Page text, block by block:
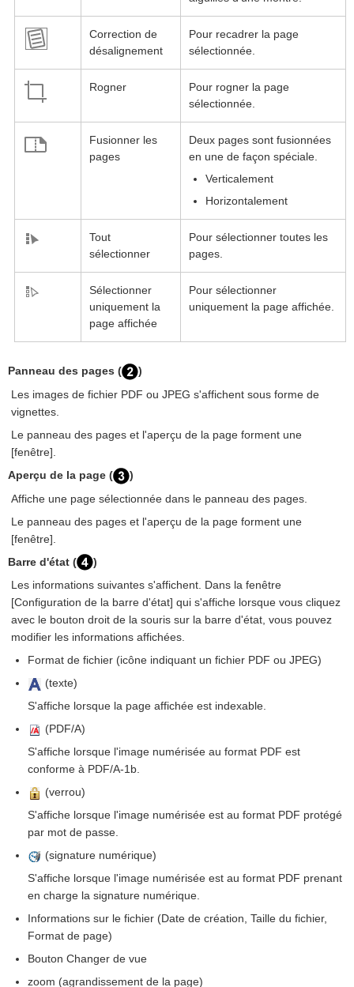
Correction de
désalignement
Pour recadrer la page
sélectionnée.
Rogner
Pour rogner la page
sélectionnée.
Fusionner les
pages
Deux pages sont fusionnées
en une de façon spéciale.
Verticalement
Horizontalement
Tout
sélectionner
Pour sélectionner toutes les
pages.
Sélectionner
uniquement la
page affichée
Pour sélectionner
uniquement la page affichée.
Panneau des pages (
)
Les images de fichier PDF ou JPEG s'affichent sous forme de
vignettes.
Le panneau des pages et l'aperçu de la page forment une
[fenêtre].
Aperçu de la page (
)
Affiche une page sélectionnée dans le panneau des pages.
Le panneau des pages et l'aperçu de la page forment une
[fenêtre].
Barre d'état (
)
Les informations suivantes s'affichent. Dans la fenêtre
[Configuration de la barre d'état] qui s'affiche lorsque vous cliquez
avec le bouton droit de la souris sur la barre d'état, vous pouvez
modifier les informations affichées.
Format de fichier (icône indiquant un fichier PDF ou JPEG)
(texte)
S'affiche lorsque la page affichée est indexable.
(PDF/A)
S'affiche lorsque l'image numérisée au format PDF est
conforme à PDF/A-1b.
(verrou)
S'affiche lorsque l'image numérisée est au format PDF protégé
par mot de passe.
(signature numérique)
S'affiche lorsque l'image numérisée est au format PDF prenant
en charge la signature numérique.
Informations sur le fichier (Date de création, Taille du fichier,
Format de page)
Bouton Changer de vue
zoom (agrandissement de la page)